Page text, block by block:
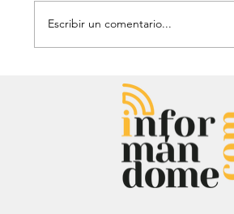
Chayanne se animó a
dejó mensaje: “Antes
Escribir un comentario...